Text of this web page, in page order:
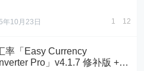
年10月23日 1 12
率「Easy Currency
Pro」v4.1.7 修补版 +